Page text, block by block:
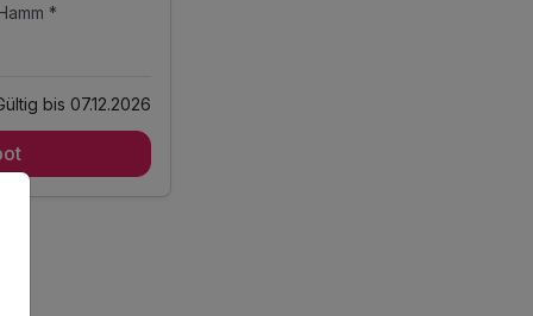
*
Buffet
Samstag
bis 07.12.2026